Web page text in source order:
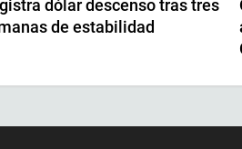
dólar descenso tras tres
de estabilidad